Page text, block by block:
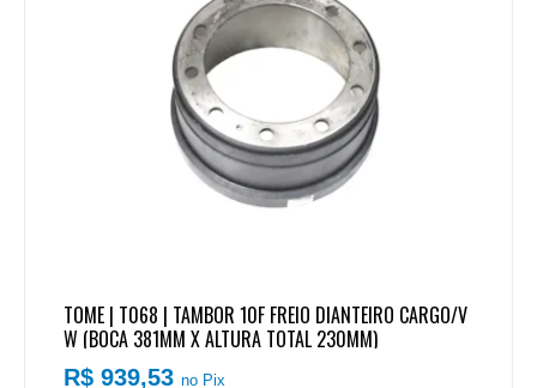
TOME | T068 | TAMBOR 10F FREIO DIANTEIRO CARGO/V
W (BOCA 381MM X ALTURA TOTAL 230MM)
R$ 939,53no Pix